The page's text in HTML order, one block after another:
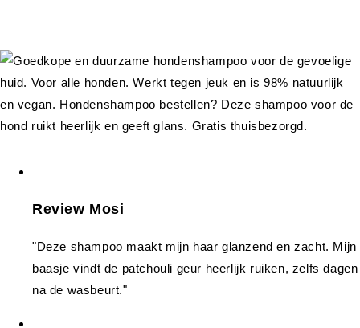
Review Mosi
"Deze shampoo maakt mijn haar glanzend en zacht. Mijn
baasje vindt de patchouli geur heerlijk ruiken, zelfs dagen
na de wasbeurt."